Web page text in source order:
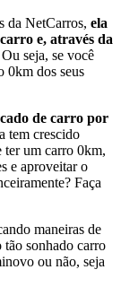
da NetCarros, ela
e, através da
Ou seja, se você
0km dos seus
de carro por
tem crescido
ter um carro 0km,
e aproveitar o
Faça
maneiras de
tão sonhado carro
ou não, seja